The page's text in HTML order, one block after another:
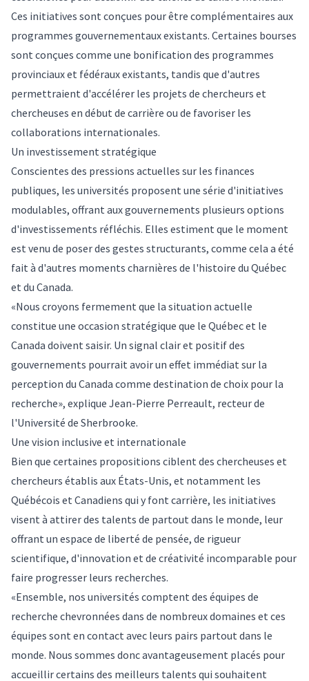
Ces initiatives sont conçues pour être complémentaires aux
programmes gouvernementaux existants. Certaines bourses
sont conçues comme une bonification des programmes
provinciaux et fédéraux existants, tandis que d'autres
permettraient d'accélérer les projets de chercheurs et
chercheuses en début de carrière ou de favoriser les
collaborations internationales.
Un investissement stratégique
Conscientes des pressions actuelles sur les finances
publiques, les universités proposent une série d'initiatives
modulables, offrant aux gouvernements plusieurs options
d'investissements réfléchis. Elles estiment que le moment
est venu de poser des gestes structurants, comme cela a été
fait à d'autres moments charnières de l'histoire du Québec
et du Canada.
«Nous croyons fermement que la situation actuelle
constitue une occasion stratégique que le Québec et le
Canada doivent saisir. Un signal clair et positif des
gouvernements pourrait avoir un effet immédiat sur la
perception du Canada comme destination de choix pour la
recherche», explique Jean-Pierre Perreault, recteur de
l'Université de Sherbrooke.
Une vision inclusive et internationale
Bien que certaines propositions ciblent des chercheuses et
chercheurs établis aux États-Unis, et notamment les
Québécois et Canadiens qui y font carrière, les initiatives
visent à attirer des talents de partout dans le monde, leur
offrant un espace de liberté de pensée, de rigueur
scientifique, d'innovation et de créativité incomparable pour
faire progresser leurs recherches.
«Ensemble, nos universités comptent des équipes de
recherche chevronnées dans de nombreux domaines et ces
équipes sont en contact avec leurs pairs partout dans le
monde. Nous sommes donc avantageusement placés pour
accueillir certains des meilleurs talents qui souhaitent